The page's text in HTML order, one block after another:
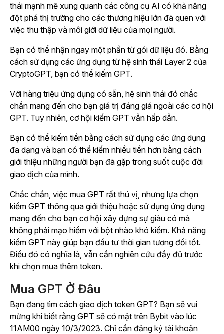
thái mạnh mẽ xung quanh các công cụ AI có khả năng
đột phá thị trường cho các thương hiệu lớn đã quen với
việc thu thập và môi giới dữ liệu của mọi người.
Bạn có thể nhận ngay một phần từ gói dữ liệu đó. Bằng
cách sử dụng các ứng dụng từ hệ sinh thái Layer 2 của
CryptoGPT, bạn có thể kiếm GPT.
Với hàng triệu ứng dụng có sẵn, hệ sinh thái đó chắc
chắn mang đến cho bạn giá trị đáng giá ngoài các cơ hội
GPT. Tuy nhiên, cơ hội kiếm GPT vẫn hấp dẫn.
Bạn có thể kiếm tiền bằng cách sử dụng các ứng dụng
đa dạng và bạn có thể kiếm nhiều tiền hơn bằng cách
giới thiệu những người bạn đã gặp trong suốt cuộc đời
giao dịch của mình.
Chắc chắn, việc mua GPT rất thú vị, nhưng lựa chọn
kiếm GPT thông qua giới thiệu hoặc sử dụng ứng dụng
mang đến cho bạn cơ hội xây dựng sự giàu có mà
không phải mạo hiểm với bột nhào khó kiếm. Khả năng
kiếm GPT này giúp bạn đầu tư thời gian tương đối tốt.
Điều đó có nghĩa là, vẫn cần nghiên cứu đầy đủ trước
khi chọn mua thêm token.
Mua GPT Ở Đâu
Bạn đang tìm cách giao dịch token GPT? Bạn sẽ vui
mừng khi biết rằng GPT sẽ có mặt trên Bybit vào lúc
11AM00 ngày 10/3/2023. Chỉ cần đăng ký tài khoản